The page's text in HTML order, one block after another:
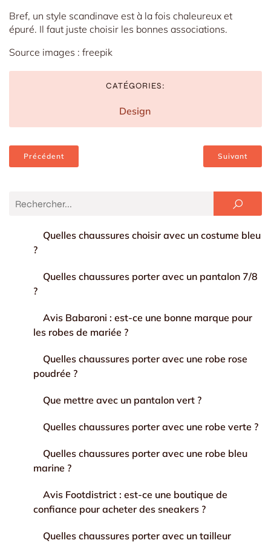
Bref, un style scandinave est à la fois chaleureux et
épuré. Il faut juste choisir les bonnes associations.
Source images : freepik
CATÉGORIES:
Design
Précédent Suivant
Quelles chaussures choisir avec un costume bleu
?
Quelles chaussures porter avec un pantalon 7/8
?
Avis Babaroni : est-ce une bonne marque pour
les robes de mariée ?
Quelles chaussures porter avec une robe rose
poudrée ?
Que mettre avec un pantalon vert ?
Quelles chaussures porter avec une robe verte ?
Quelles chaussures porter avec une robe bleu
marine ?
Avis Footdistrict : est-ce une boutique de
confiance pour acheter des sneakers ?
Quelles chaussures porter avec un tailleur